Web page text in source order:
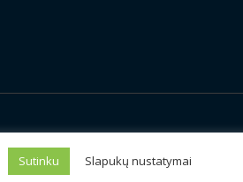
Sutinku Slapukų nustatymai